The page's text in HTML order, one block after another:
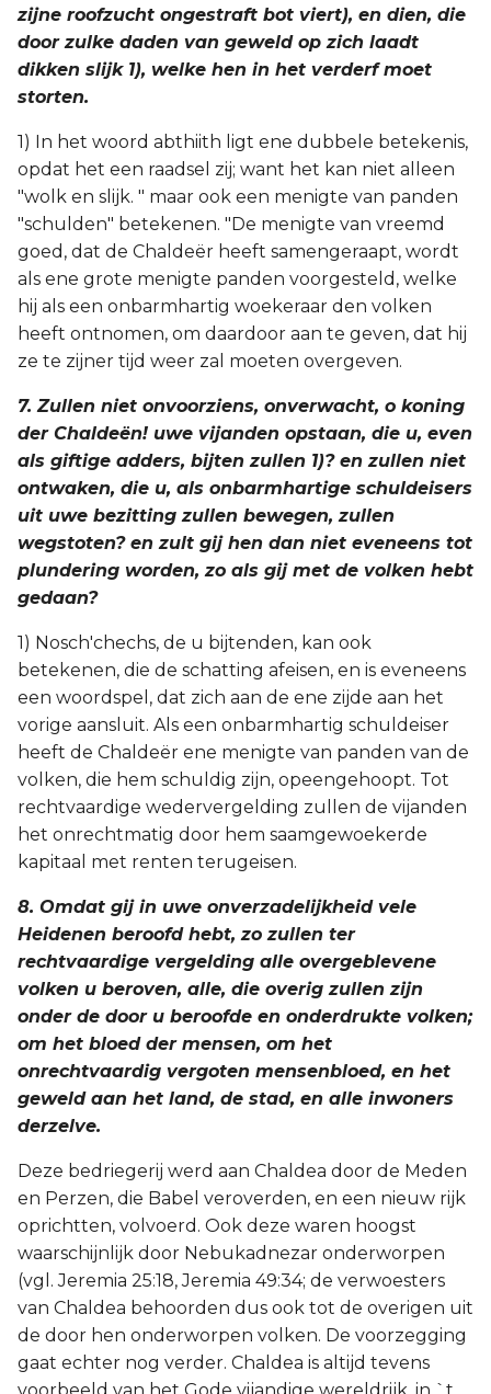
zijne roofzucht ongestraft bot viert), en dien, die
door zulke daden van geweld op zich laadt
dikken slijk 1), welke hen in het verderf moet
storten.
1) In het woord abthiith ligt ene dubbele betekenis,
opdat het een raadsel zij; want het kan niet alleen
"wolk en slijk. " maar ook een menigte van panden
"schulden" betekenen. "De menigte van vreemd
goed, dat de Chaldeër heeft samengeraapt, wordt
als ene grote menigte panden voorgesteld, welke
hij als een onbarmhartig woekeraar den volken
heeft ontnomen, om daardoor aan te geven, dat hij
ze te zijner tijd weer zal moeten overgeven.
7. Zullen niet onvoorziens, onverwacht, o koning
der Chaldeën! uwe vijanden opstaan, die u, even
als giftige adders, bijten zullen 1)? en zullen niet
ontwaken, die u, als onbarmhartige schuldeisers
uit uwe bezitting zullen bewegen, zullen
wegstoten? en zult gij hen dan niet eveneens tot
plundering worden, zo als gij met de volken hebt
gedaan?
1) Nosch'chechs, de u bijtenden, kan ook
betekenen, die de schatting afeisen, en is eveneens
een woordspel, dat zich aan de ene zijde aan het
vorige aansluit. Als een onbarmhartig schuldeiser
heeft de Chaldeër ene menigte van panden van de
volken, die hem schuldig zijn, opeengehoopt. Tot
rechtvaardige wedervergelding zullen de vijanden
het onrechtmatig door hem saamgewoekerde
kapitaal met renten terugeisen.
8. Omdat gij in uwe onverzadelijkheid vele
Heidenen beroofd hebt, zo zullen ter
rechtvaardige vergelding alle overgeblevene
volken u beroven, alle, die overig zullen zijn
onder de door u beroofde en onderdrukte volken;
om het bloed der mensen, om het
onrechtvaardig vergoten mensenbloed, en het
geweld aan het land, de stad, en alle inwoners
derzelve.
Deze bedriegerij werd aan Chaldea door de Meden
en Perzen, die Babel veroverden, en een nieuw rijk
oprichtten, volvoerd. Ook deze waren hoogst
waarschijnlijk door Nebukadnezar onderworpen
(vgl. Jeremia 25:18, Jeremia 49:34; de verwoesters
van Chaldea behoorden dus ook tot de overigen uit
de door hen onderworpen volken. De voorzegging
gaat echter nog verder. Chaldea is altijd tevens